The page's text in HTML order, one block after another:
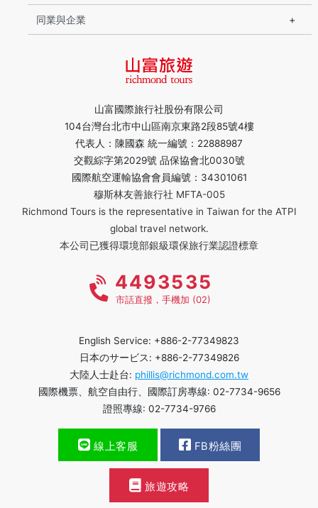
山富國際旅行社股份有限公司
104台灣台北市中山區南京東路2段85號4樓
代表人：陳國森 統一編號：22888987
交觀綜字第2029號 品保協會北0030號
國際航空運輸協會會員編號：34301061
穆斯林友善旅行社 MFTA-005
Richmond Tours is the representative in Taiwan for the ATPI
global travel network.
本公司已獲得環境部銀級環保旅行業認證標章
同業與企業
4493535
市話直撥，手機加 (02)
English Service: +886-2-77349823
日本のサービス: +886-2-77349826
大陸人士赴台: phillis@richmond.com.tw
國際機票、航空自由行、國際訂房專線: 02-7734-9656
證照專線: 02-7734-9766
線上客服 FB粉絲團
旅遊攻略